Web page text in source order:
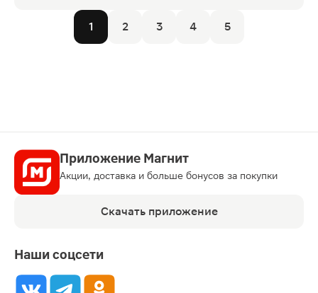
1 2 3 4 5
Приложение Магнит
Акции, доставка и больше бонусов за покупки
Скачать приложение
Наши соцсети